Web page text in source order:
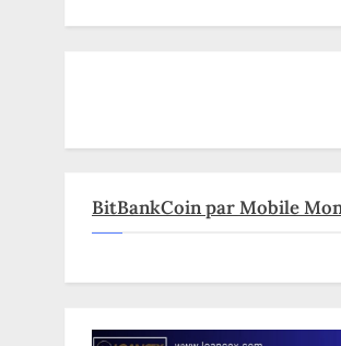
BitBankCoin par Mobile